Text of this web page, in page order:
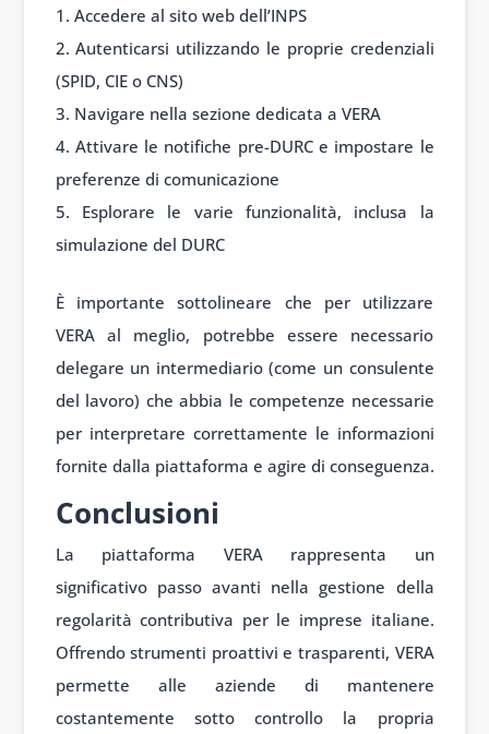
Accedere al sito web dell’INPS
Autenticarsi utilizzando le proprie credenziali
(SPID, CIE o CNS)
Navigare nella sezione dedicata a VERA
Attivare le notifiche pre-DURC e impostare le
preferenze di comunicazione
Esplorare le varie funzionalità, inclusa la
simulazione del DURC
È importante sottolineare che per utilizzare
VERA al meglio, potrebbe essere necessario
delegare un intermediario (come un consulente
del lavoro) che abbia le competenze necessarie
per interpretare correttamente le informazioni
fornite dalla piattaforma e agire di conseguenza.
Conclusioni
La piattaforma VERA rappresenta un
significativo passo avanti nella gestione della
regolarità contributiva per le imprese italiane.
Offrendo strumenti proattivi e trasparenti, VERA
permette alle aziende di mantenere
costantemente sotto controllo la propria